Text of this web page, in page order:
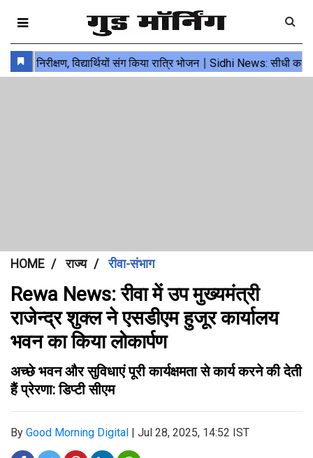
HOME राज्य रीवा-संभाग
Rewa News: रीवा में उप मुख्यमंत्री
राजेन्द्र शुक्ल ने एसडीएम हुजूर कार्यालय
भवन का किया लोकार्पण
अच्छे भवन और सुविधाएं पूरी कार्यक्षमता से कार्य करने की देती
हैं प्रेरणा: डिप्टी सीएम
By Good Morning Digital | Jul 28, 2025, 14:52 IST